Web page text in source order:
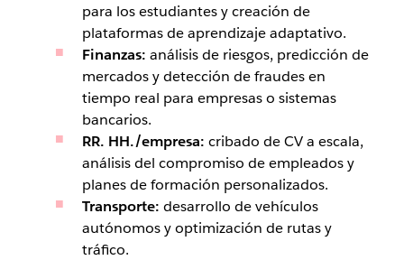
para los estudiantes y creación de
plataformas de aprendizaje adaptativo.
Finanzas: análisis de riesgos, predicción de
mercados y detección de fraudes en
tiempo real para empresas o sistemas
bancarios.
RR. HH./empresa: cribado de CV a escala,
análisis del compromiso de empleados y
planes de formación personalizados.
Transporte: desarrollo de vehículos
autónomos y optimización de rutas y
tráfico.